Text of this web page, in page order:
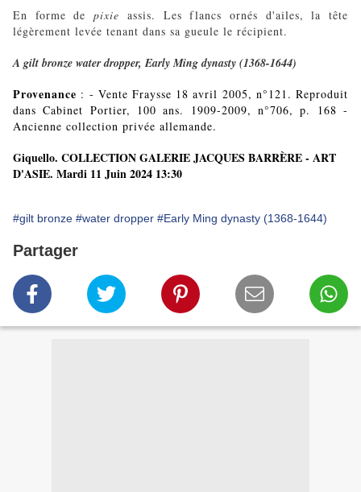
En forme depixie assis. Les flancs ornés d'ailes, la tête
légèrement levée tenant dans sa gueule le récipient.
A gilt bronze water dropper, Early Ming dynasty (1368-1644)
Provenance :- Vente Fraysse 18 avril 2005, n°121. Reproduit
dans Cabinet Portier, 100 ans. 1909-2009, n°706, p. 168 -
Ancienne collection privée allemande.
Giquello. COLLECTION GALERIE JACQUES BARRÈRE - ART
D'ASIE. Mardi 11 Juin 2024 13:30
#gilt bronze #water dropper #Early Ming dynasty (1368-1644)
Partager